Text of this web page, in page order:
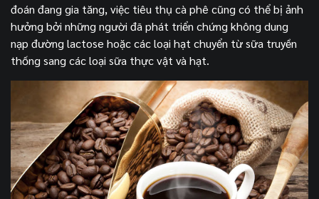
đoán đang gia tăng, việc tiêu thụ cà phê cũng có thể bị ảnh
hưởng bởi những người đã phát triển chứng không dung
nạp đường lactose hoặc các loại hạt chuyển từ sữa truyền
thống sang các loại sữa thực vật và hạt.